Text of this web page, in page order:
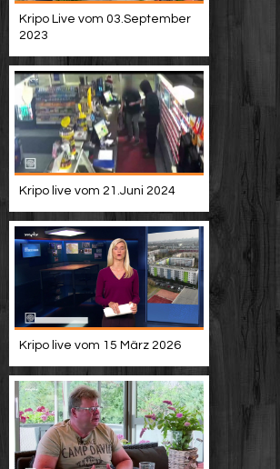
Kripo Live vom 03.September
2023
Kripo live vom 21.Juni 2024
Kripo live vom 15 März 2026